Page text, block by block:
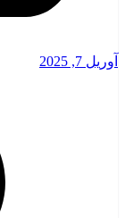
آوریل 7, 2025